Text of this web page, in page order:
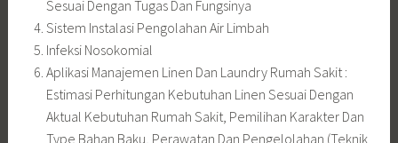
Sesuai Dengan Tugas Dan Fungsinya
Sistem Instalasi Pengolahan Air Limbah
Infeksi Nosokomial
Aplikasi Manajemen Linen Dan Laundry Rumah Sakit :
Estimasi Perhitungan Kebutuhan Linen Sesuai Dengan
Aktual Kebutuhan Rumah Sakit, Pemilihan Karakter Dan
Type Bahan Baku, Perawatan Dan Pengelolahan (Teknik